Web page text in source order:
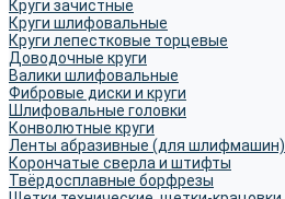
Круги зачистные
Круги шлифовальные
Круги лепестковые торцевые
Доводочные круги
Валики шлифовальные
Фибровые диски и круги
Шлифовальные головки
Конволютные круги
Ленты абразивные (для шлифмашин)
Корончатые сверла и штифты
Твёрдосплавные борфрезы